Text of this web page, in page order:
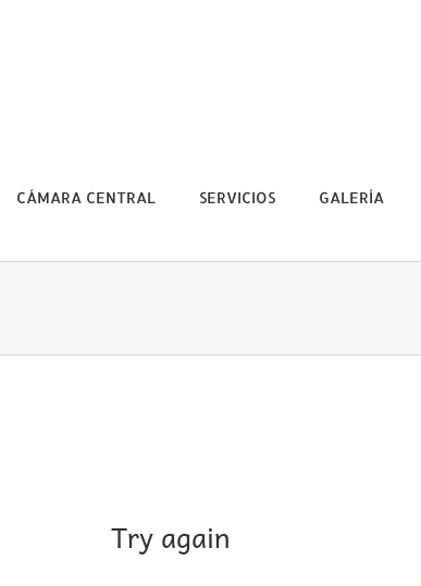
CÁMARA CENTRAL SERVICIOS GALERÍA
Try again